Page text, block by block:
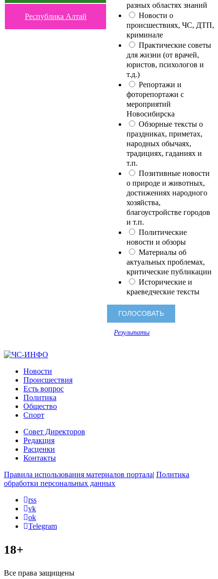
Республика Алтай
разных областях знаний
Новости о
происшествиях, ЧС, ДТП,
криминале
Практические советы
для жизни (от врачей,
юристов, психологов и
т.д.)
Репортажи и
фоторепортажи с
мероприятий
Новосибирска
Обзорные тексты о
праздниках, приметах,
народных обычаях,
традициях, гаданиях и
т.п.
Позитивные новости
о природе и животных,
достижениях народного
хозяйства,
благоустройстве городов
и т.п.
Политические
новости и обзоры
Материалы об
актуальных проблемах,
критические публикации
Исторические и
краеведческие тексты
Результаты
Новости
Происшествия
Есть вопрос
Политика
Общество
Спорт
Совет Директоров
Редакция
Расценки
Контакты
Правила использования материалов портала| Политика
обработки персональных данных
rss
vk
ok
Telegram
18+
Все права защищены